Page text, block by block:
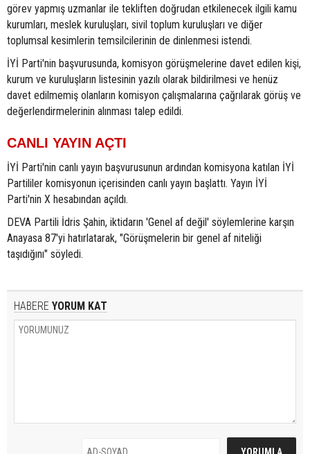
görev yapmış uzmanlar ile tekliften doğrudan etkilenecek ilgili kamu
kurumları, meslek kuruluşları, sivil toplum kuruluşları ve diğer
toplumsal kesimlerin temsilcilerinin de dinlenmesi istendi.
İYİ Parti'nin başvurusunda, komisyon görüşmelerine davet edilen kişi,
kurum ve kuruluşların listesinin yazılı olarak bildirilmesi ve henüz
davet edilmemiş olanların komisyon çalışmalarına çağrılarak görüş ve
değerlendirmelerinin alınması talep edildi.
CANLI YAYIN AÇTI
İYİ Parti'nin canlı yayın başvurusunun ardından komisyona katılan İYİ
Partililer komisyonun içerisinden canlı yayın başlattı. Yayın İYİ
Parti'nin X hesabından açıldı.
DEVA Partili İdris Şahin, iktidarın 'Genel af değil' söylemlerine karşın
Anayasa 87'yi hatırlatarak, "Görüşmelerin bir genel af niteliği
taşıdığını" söyledi.
HABERE YORUM KAT